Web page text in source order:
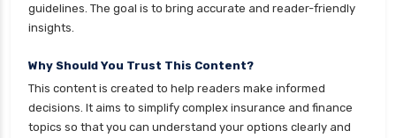
personal loan for doctors
personal loan for it professionals
personal loan for marriage
personal loan for nri
guidelines. The goal is to bring accurate and reader-friendly
insights.
Why Should You Trust This Content?
This content is created to help readers make informed
decisions. It aims to simplify complex insurance and finance
topics so that you can understand your options clearly and